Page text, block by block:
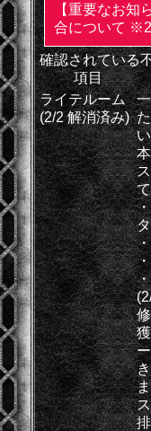
【重要なお知
合について
確認されている
項目
ライテルーム
(2/2 解消済み)